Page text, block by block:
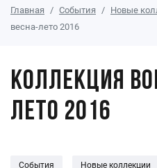
Главная События Новые
весна-лето 2016
Коллекция
лето 2016
События Новые коллекции